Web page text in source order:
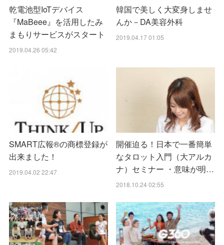
乾電池型IoTデバイス
『MaBeee』を活用したみ
まもりサービスがスタート
2019.04.26 05:42
韓国で美しく大変身しませ
んか－DA美容外科
2019.04.17 01:05
SMART広報®の商標登録が
出来ました！
2019.04.02 22:47
開催迫る！日本で一番簡単
なタロット入門（大アルカ
ナ）セミナー ・意味が明…
2018.10.24 02:55